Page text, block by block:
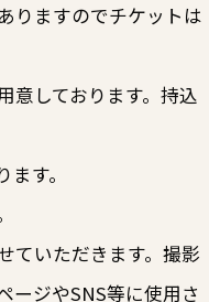
りますのでチケットは
意しております。持込
す。
ていただきます。撮影
ージやSNS等に使用さ